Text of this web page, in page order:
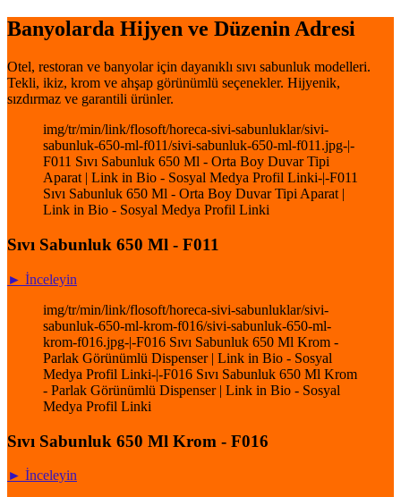
Banyolarda Hijyen ve Düzenin Adresi
Otel, restoran ve banyolar için dayanıklı sıvı sabunluk modelleri.
Tekli, ikiz, krom ve ahşap görünümlü seçenekler. Hijyenik,
sızdırmaz ve garantili ürünler.
img/tr/min/link/flosoft/horeca-sivi-sabunluklar/sivi-
sabunluk-650-ml-f011/sivi-sabunluk-650-ml-f011.jpg-|-
F011 Sıvı Sabunluk 650 Ml - Orta Boy Duvar Tipi
Aparat | Link in Bio - Sosyal Medya Profil Linki-|-F011
Sıvı Sabunluk 650 Ml - Orta Boy Duvar Tipi Aparat |
Link in Bio - Sosyal Medya Profil Linki
Sıvı Sabunluk 650 Ml - F011
► İnceleyin
img/tr/min/link/flosoft/horeca-sivi-sabunluklar/sivi-
sabunluk-650-ml-krom-f016/sivi-sabunluk-650-ml-
krom-f016.jpg-|-F016 Sıvı Sabunluk 650 Ml Krom -
Parlak Görünümlü Dispenser | Link in Bio - Sosyal
Medya Profil Linki-|-F016 Sıvı Sabunluk 650 Ml Krom
- Parlak Görünümlü Dispenser | Link in Bio - Sosyal
Medya Profil Linki
Sıvı Sabunluk 650 Ml Krom - F016
► İnceleyin